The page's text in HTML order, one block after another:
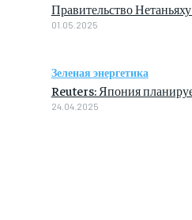
Правительство
01.05.2025
Зеленая энергетика
Reuters: Япония
24.04.2025